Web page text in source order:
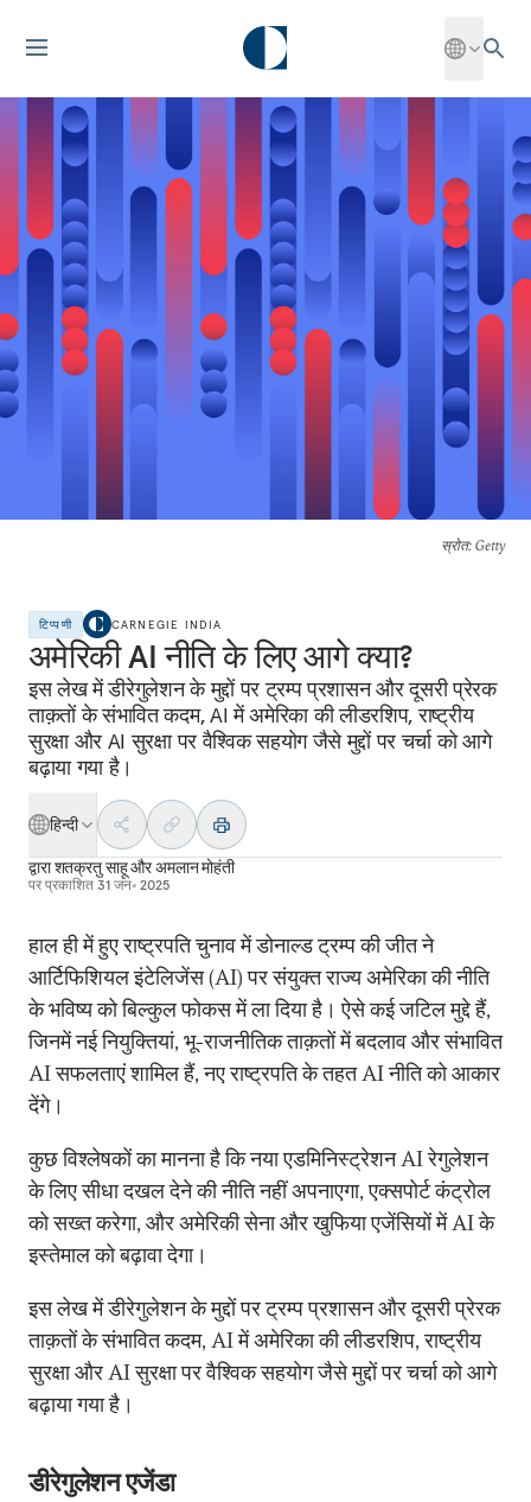
स्रोत: Getty
टिप्पणी CARNEGIE INDIA
अमेरिकी AI नीति के लिए आगे क्या?
इस लेख में डीरेगुलेशन के मुद्दों पर ट्रम्प प्रशासन और दूसरी प्रेरक
ताक़तों के संभावित कदम, AI में अमेरिका की लीडरशिप, राष्ट्रीय
सुरक्षा और AI सुरक्षा पर वैश्विक सहयोग जैसे मुद्दों पर चर्चा को आगे
बढ़ाया गया है।
हिन्दी
द्वाराशतक्रतु साहूऔरअमलान मोहंती
पर प्रकाशित 31 जन॰ 2025
हाल ही में हुए राष्ट्रपति चुनाव में डोनाल्ड ट्रम्प की जीत ने
आर्टिफिशियल इंटेलिजेंस (AI) पर संयुक्त राज्य अमेरिका की नीति
के भविष्य को बिल्कुल फोकस में ला दिया है। ऐसे कई जटिल मुद्दे हैं,
जिनमें नई नियुक्तियां, भू-राजनीतिक ताक़तों में बदलाव और संभावित
AI सफलताएं शामिल हैं, नए राष्ट्रपति के तहत AI नीति को आकार
देंगे।
कुछ विश्लेषकों का मानना है कि नया एडमिनिस्ट्रेशन AI रेगुलेशन
के लिए सीधा दखल देने की नीति नहीं अपनाएगा, एक्सपोर्ट कंट्रोल
को सख्त करेगा, और अमेरिकी सेना और खुफिया एजेंसियों में AI के
इस्तेमाल को बढ़ावा देगा।
इस लेख में डीरेगुलेशन के मुद्दों पर ट्रम्प प्रशासन और दूसरी प्रेरक
ताक़तों के संभावित कदम, AI में अमेरिका की लीडरशिप, राष्ट्रीय
सुरक्षा और AI सुरक्षा पर वैश्विक सहयोग जैसे मुद्दों पर चर्चा को आगे
बढ़ाया गया है।
डीरेगुलेशन एजेंडा